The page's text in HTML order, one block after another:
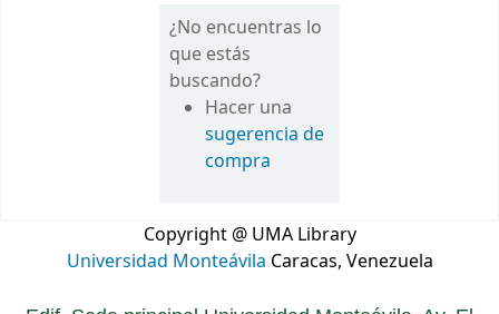
¿No encuentras lo
que estás
buscando?
Hacer una
sugerencia de
compra
Copyright @ UMA Library
Universidad Monteávila Caracas, Venezuela